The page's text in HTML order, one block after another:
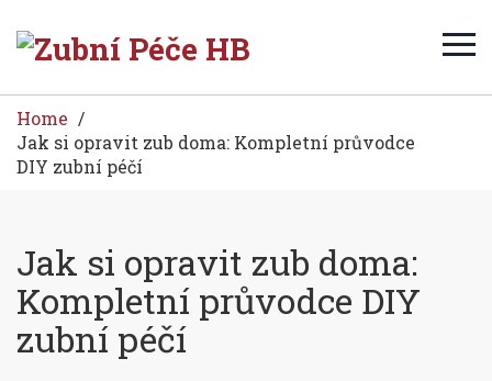
Home
Jak si opravit zub doma: Kompletní průvodce
DIY zubní péčí
Jak si opravit zub doma:
Kompletní průvodce DIY
zubní péčí